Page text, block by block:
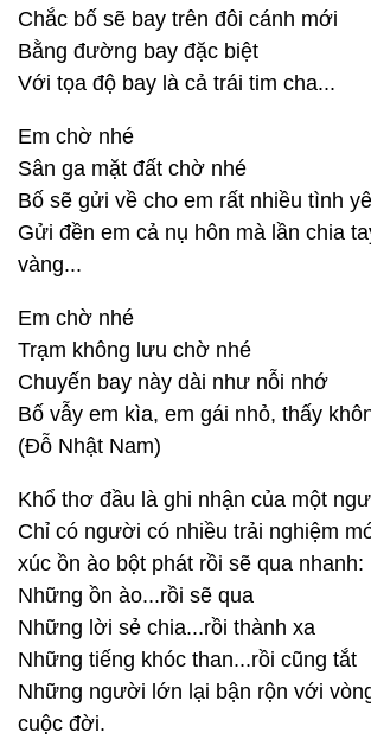
Chắc bố sẽ bay trên đôi cánh mới
Bằng đường bay đặc biệt
Với tọa độ bay là cả trái tim cha...
Em chờ nhé
Sân ga mặt đất chờ nhé
Bố sẽ gửi về cho em rất nhiều tình
Gửi đền em cả nụ hôn mà lần chia
vàng...
Em chờ nhé
Trạm không lưu chờ nhé
Chuyến bay này dài như nỗi nhớ
Bố vẫy em kìa, em gái nhỏ, thấy
(Đỗ Nhật Nam)
Khổ thơ đầu là ghi nhận của một
Chỉ có người có nhiều trải nghiệm
xúc ồn ào bột phát rồi sẽ qua nhanh:
Những ồn ào...rồi sẽ qua
Những lời sẻ chia...rồi thành xa
Những tiếng khóc than...rồi cũng tắt
Những người lớn lại bận rộn với
cuộc đời.